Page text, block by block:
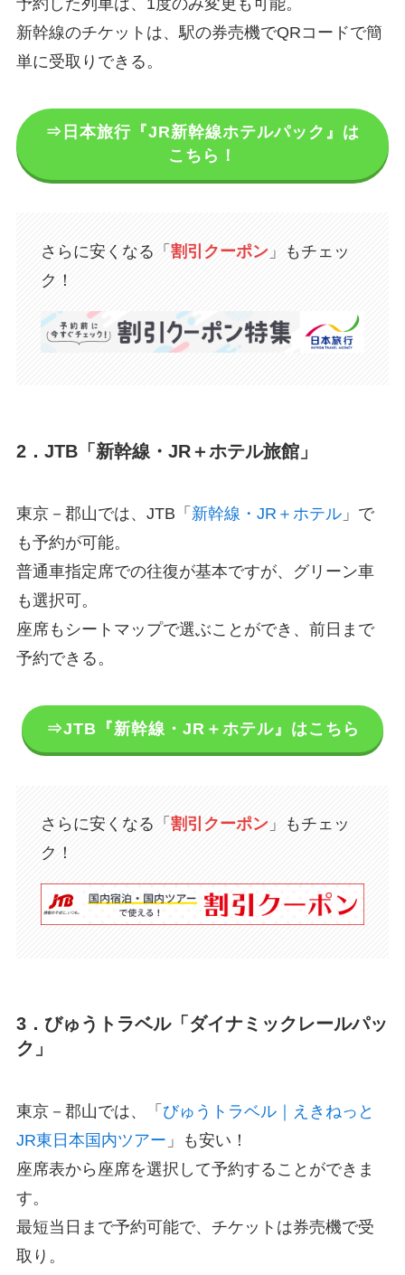
予約した列車は、1度のみ変更も可能。
新幹線のチケットは、駅の券売機でQRコードで簡
単に受取りできる。
⇒日本旅行『JR新幹線ホテルパック』は
こちら！
さらに安くなる「 割引クーポン」もチェッ
ク！
2．JTB「新幹線・JR＋ホテル旅館」
東京－郡山では、JTB「 新幹線・JR＋ホテル」で
も予約が可能。
普通車指定席での往復が基本ですが、グリーン車
も選択可。
座席もシートマップで選ぶことができ、前日まで
予約できる。
⇒JTB『新幹線・JR＋ホテル』はこちら
さらに安くなる「 割引クーポン」もチェッ
ク！
3．びゅうトラベル「ダイナミックレールパッ
ク」
東京－郡山では、「 びゅうトラベル｜えきねっと
JR東日本国内ツアー 」も安い！
座席表から座席を選択して予約することができま
す。
最短当日まで予約可能で、チケットは券売機で受
取り。